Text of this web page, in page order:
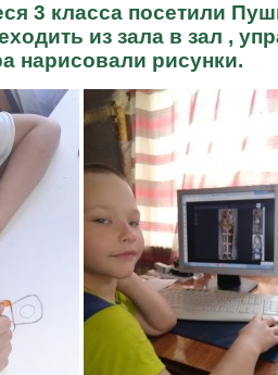
3 класса посетили
из зала в зал ,
нарисовали рисунки.